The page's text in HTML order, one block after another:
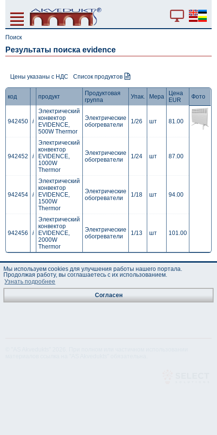
Поиск
Результаты поиска evidence
Цены указаны с НДС Список продуктов
код продукт
Продуктовая
группа
Упак. Мера
Цена
EUR
Фото
942450 i
Электрический
конвектор
EVIDENCE,
500W Thermor
Электрические
обогреватели
1/26 шт 81.00
942452 i
Электрический
конвектор
EVIDENCE,
1000W
Thermor
Электрические
обогреватели
1/24 шт 87.00
942454 i
Электрический
конвектор
EVIDENCE,
1500W
Thermor
Электрические
обогреватели
1/18 шт 94.00
942456 i
Электрический
конвектор
EVIDENCE,
2000W
Thermor
Электрические
обогреватели
1/13 шт 101.00
Мы используем cookies для улучшения работы нашего портала.
Продолжая работу, вы соглашаетесь с их использованием.
Узнать подробнее
Согласен